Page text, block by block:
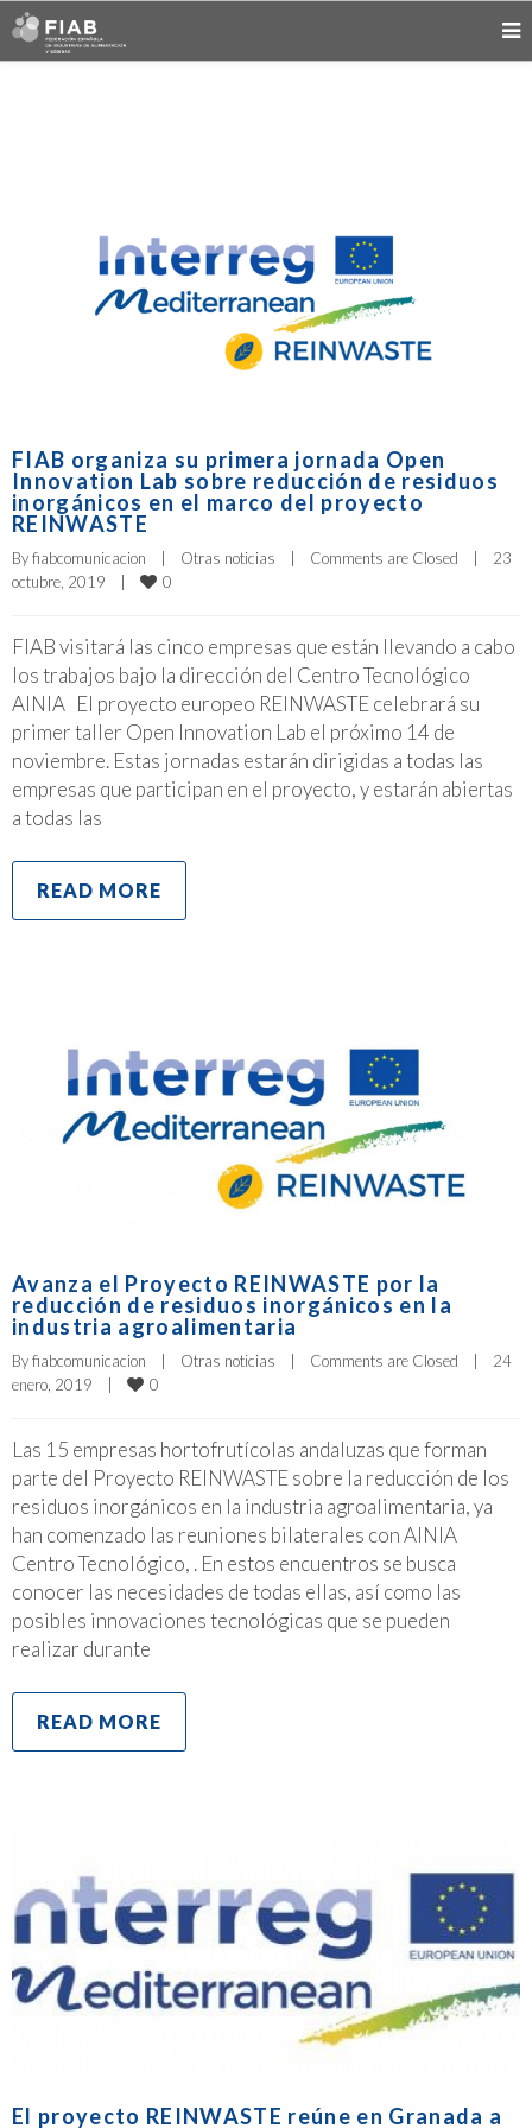
FIAB organiza su primera jornada Open
Innovation Lab sobre reducción de residuos
inorgánicos en el marco del proyecto
REINWASTE
By fiabcomunicacion | Otras noticias | Comments are Closed |
23
octubre, 2019
| 0
FIAB visitará las cinco empresas que están llevando a cabo
los trabajos bajo la dirección del Centro Tecnológico
AINIA El proyecto europeo REINWASTE celebrará su
primer taller Open Innovation Lab el próximo 14 de
noviembre. Estas jornadas estarán dirigidas a todas las
empresas que participan en el proyecto, y estarán abiertas
a todas las
READ MORE
Avanza el Proyecto REINWASTE por la
reducción de residuos inorgánicos en la
industria agroalimentaria
By fiabcomunicacion Otras noticias Comments are Closed
24
enero, 2019
0
Las 15 empresas hortofrutícolas andaluzas que forman
parte del Proyecto REINWASTE sobre la reducción de los
residuos inorgánicos en la industria agroalimentaria, ya
han comenzado las reuniones bilaterales con AINIA
Centro Tecnológico, . En estos encuentros se busca
conocer las necesidades de todas ellas, así como las
posibles innovaciones tecnológicas que se pueden
realizar durante
READ MORE
El proyecto REINWASTE reúne en Granada a